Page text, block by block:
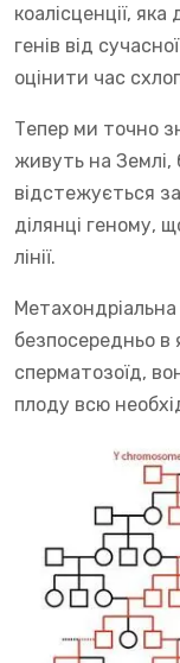
коалісценції,
генів від
оцінити час
Тепер ми точно
живуть на Землі,
відстежується
ділянці геному,
лінії.
безпосередньо в
сперматозоїд,
плоду всю